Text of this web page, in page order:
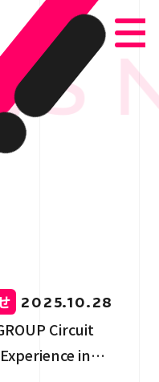
2025.10.28
Circuit
in